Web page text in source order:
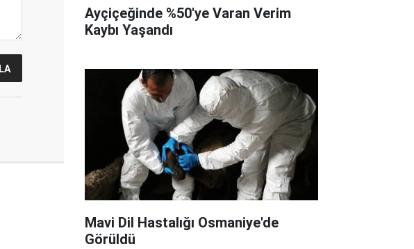
Ayçiçeğinde %50'ye Varan Verim
Kaybı Yaşandı
Mavi Dil Hastalığı Osmaniye'de
Görüldü